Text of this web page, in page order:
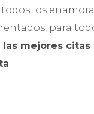
todos los
para
las mejores